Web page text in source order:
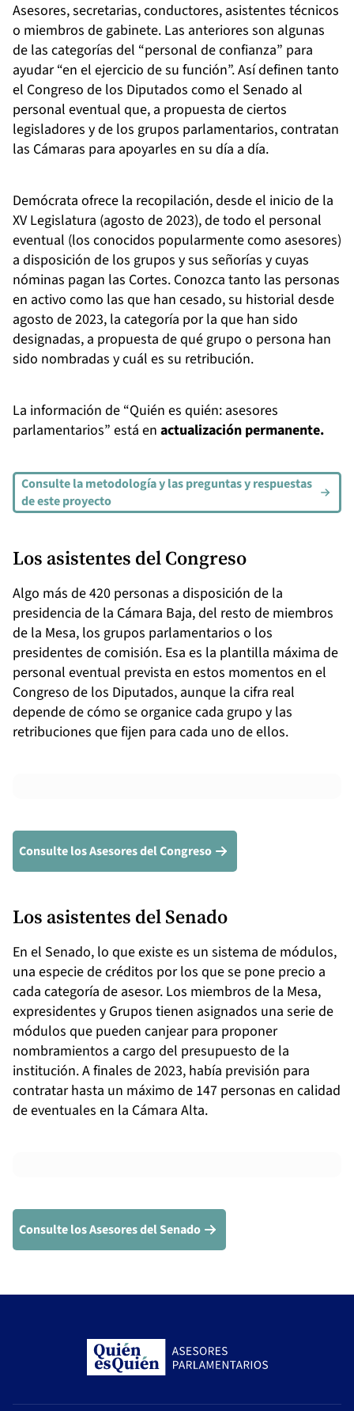
Asesores, secretarias, conductores, asistentes técnicos
o miembros de gabinete. Las anteriores son algunas
de las categorías del “personal de confianza” para
ayudar “en el ejercicio de su función”. Así definen tanto
el Congreso de los Diputados como el Senado al
personal eventual que, a propuesta de ciertos
legisladores y de los grupos parlamentarios, contratan
las Cámaras para apoyarles en su día a día.
Demócrata ofrece la recopilación, desde el inicio de la
XV Legislatura (agosto de 2023), de todo el personal
eventual (los conocidos popularmente como asesores)
a disposición de los grupos y sus señorías y cuyas
nóminas pagan las Cortes. Conozca tanto las personas
en activo como las que han cesado, su historial desde
agosto de 2023, la categoría por la que han sido
designadas, a propuesta de qué grupo o persona han
sido nombradas y cuál es su retribución.
La información de “Quién es quién: asesores
parlamentarios” está en actualización permanente.
Consulte la metodología y las preguntas y respuestas
de este proyecto
Los asistentes del Congreso
Algo más de 420 personas a disposición de la
presidencia de la Cámara Baja, del resto de miembros
de la Mesa, los grupos parlamentarios o los
presidentes de comisión. Esa es la plantilla máxima de
personal eventual prevista en estos momentos en el
Congreso de los Diputados, aunque la cifra real
depende de cómo se organice cada grupo y las
retribuciones que fijen para cada uno de ellos.
Consulte los Asesores del Congreso
Los asistentes del Senado
En el Senado, lo que existe es un sistema de módulos,
una especie de créditos por los que se pone precio a
cada categoría de asesor. Los miembros de la Mesa,
expresidentes y Grupos tienen asignados una serie de
módulos que pueden canjear para proponer
nombramientos a cargo del presupuesto de la
institución. A finales de 2023, había previsión para
contratar hasta un máximo de 147 personas en calidad
de eventuales en la Cámara Alta.
Consulte los Asesores del Senado